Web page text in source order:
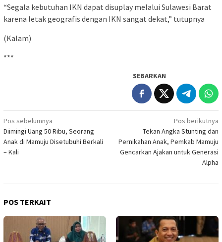
“Segala kebutuhan IKN dapat disuplay melalui Sulawesi Barat
karena letak geografis dengan IKN sangat dekat,” tutupnya
(Kalam)
***
SEBARKAN
Navigasi
pos
Pos sebelumnya
Diimingi Uang 50 Ribu, Seorang
Anak di Mamuju Disetubuhi Berkali
– Kali
Pos berikutnya
Tekan Angka Stunting dan
Pernikahan Anak, Pemkab Mamuju
Gencarkan Ajakan untuk Generasi
Alpha
POS TERKAIT